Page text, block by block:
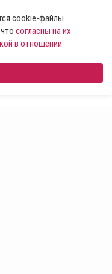
cookie-файлы .
согласны на их
в отношении